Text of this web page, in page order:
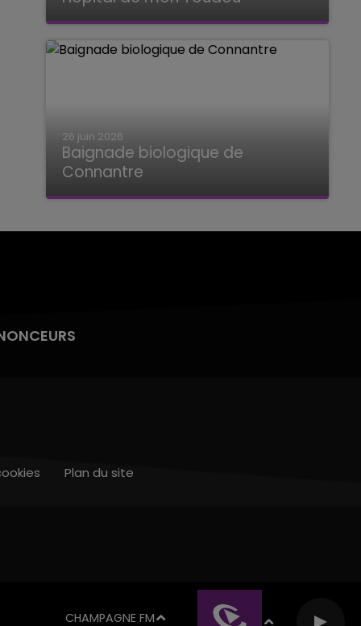
Hôpital de mon Toudou
26 juin 2026
Baignade biologique de
Connantre
Baignade biologique de Connantre
CHAMPAGNE FM
Plan du site